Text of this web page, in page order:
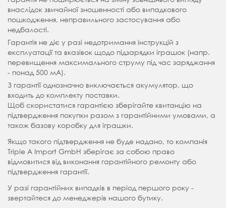
внаслідок звичайної зношенності або випадкового
пошкодження, неправильного застосування або
недбалості.
Гарантія не діє у разі недотримання інструкцій з
експлуатації та вказівок щодо підзарядки іграшок (напр.
перевищення максимального струму під час заряджання
- понад 500 мА).
З гарантії однозначно виключається акумулятор, що
входить до комплекту поставки.
Щоб скористатися гарантією зберігайте квитанцію на
підтвердження покупки разом з гарантійними умовами, а
також базову коробку для іграшки.
Якщо такого підтвердження не буде надано, то компанія
Triple A Import GmbH зберігає за собою право
відмовитися від виконання гарантійного ремонту або
підтвердження гарантії.
У разі гарантійних випадків в період першого року -
звертайтеся до менеджерів нашого бутику.